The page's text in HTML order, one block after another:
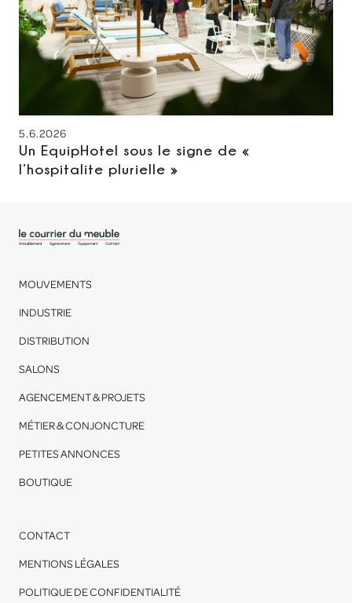
5.6.2026
Un EquipHotel sous le signe de «
l’hospitalite plurielle »
MOUVEMENTS
INDUSTRIE
DISTRIBUTION
SALONS
AGENCEMENT & PROJETS
MÉTIER & CONJONCTURE
PETITES ANNONCES
BOUTIQUE
CONTACT
MENTIONS LÉGALES
POLITIQUE DE CONFIDENTIALITÉ